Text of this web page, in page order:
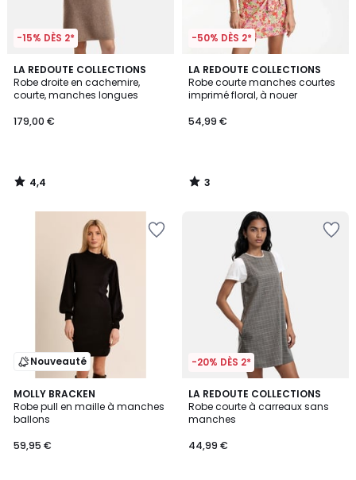
-15% DÈS 2*
LA REDOUTE COLLECTIONS
Robe droite en cachemire,
courte, manches longues
179,00 €
4,4
/ 5
4,4
/
-50% DÈS 2*
LA REDOUTE COLLECTIONS
Robe courte manches courtes
imprimé floral, à nouer
54,99 €
3
/
5
3
/
Nouveauté
MOLLY BRACKEN
Robe pull en maille à manches
ballons
59,95 €
-20% DÈS 2*
LA REDOUTE COLLECTIONS
Robe courte à carreaux sans
manches
44,99 €